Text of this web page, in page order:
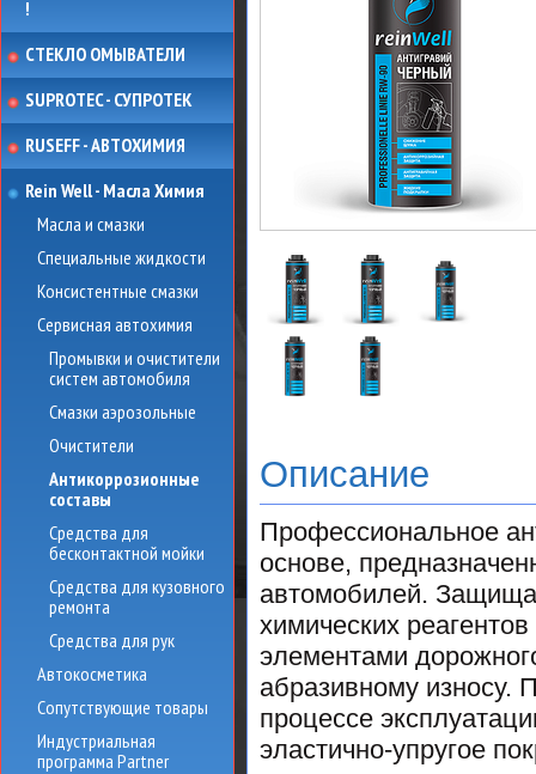
!
СТЕКЛО ОМЫВАТЕЛИ
SUPROTEC - СУПРОТЕК
RUSEFF - АВТОХИМИЯ
Rein Well - Масла Химия
Масла и смазки
Специальные жидкости
Консистентные смазки
Сервисная автохимия
Промывки и очистители
систем автомобиля
Смазки аэрозольные
Очистители
Антикоррозионные
составы
Средства для
бесконтактной мойки
Средства для кузовного
ремонта
Средства для рук
Автокосметика
Сопутствующие товары
Индустриальная
программа Partner
Описание
Профессиональное
основе,
автомобилей.
химических
элементами
абразивному износу.
процессе
эластично-упругое